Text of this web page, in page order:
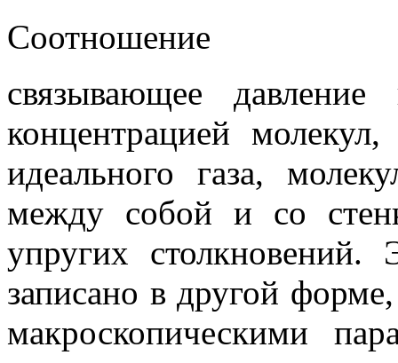
Соотношение
связывающее
концентрацией
идеального газа,
между собой и со
упругих
записано в другой
макроскопическими